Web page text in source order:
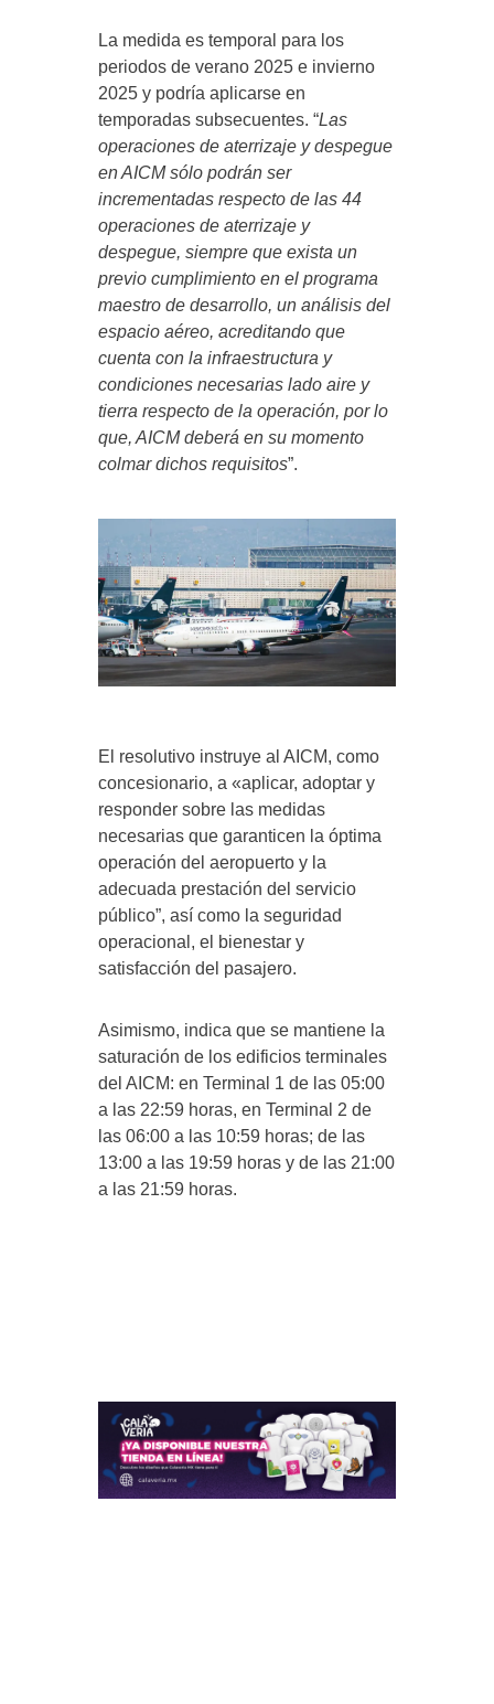
La medida es temporal para los
periodos de verano 2025 e invierno
2025 y podría aplicarse en
temporadas subsecuentes. “Las
operaciones de aterrizaje y despegue
en AICM sólo podrán ser
incrementadas respecto de las 44
operaciones de aterrizaje y
despegue, siempre que exista un
previo cumplimiento en el programa
maestro de desarrollo, un análisis del
espacio aéreo, acreditando que
cuenta con la infraestructura y
condiciones necesarias lado aire y
tierra respecto de la operación, por lo
que, AICM deberá en su momento
colmar dichos requisitos”.
El resolutivo instruye al AICM, como
concesionario, a «aplicar, adoptar y
responder sobre las medidas
necesarias que garanticen la óptima
operación del aeropuerto y la
adecuada prestación del servicio
público”, así como la seguridad
operacional, el bienestar y
satisfacción del pasajero.
Asimismo, indica que se mantiene la
saturación de los edificios terminales
del AICM: en Terminal 1 de las 05:00
a las 22:59 horas, en Terminal 2 de
las 06:00 a las 10:59 horas; de las
13:00 a las 19:59 horas y de las 21:00
a las 21:59 horas.